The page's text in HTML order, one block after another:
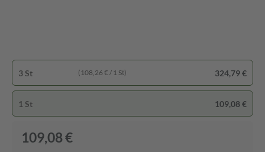
3 St (108,26 € / 1 St) 324,79 €
1 St 109,08 €
109,08 €